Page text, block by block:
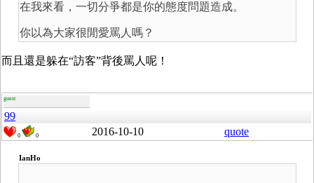
在我來看，一切分爭都是你的態度問題造成。
你以為大家很閒愛罵人嗎？
而且還是躲在“訪客”背後罵人呢！
guest
99
0 0 2016-10-10 quote
IanHo